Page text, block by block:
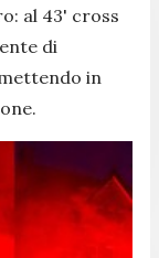
al 43' cross
di
in